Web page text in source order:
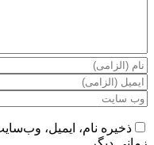
ذخیره نام، ایمیل،